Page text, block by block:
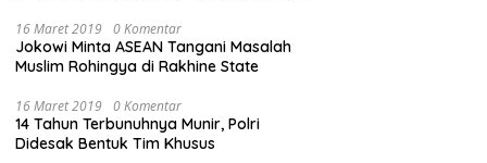
16 Maret 2019 0 Komentar
Jokowi Minta ASEAN Tangani Masalah
Muslim Rohingya di Rakhine State
16 Maret 2019 0 Komentar
14 Tahun Terbunuhnya Munir, Polri
Didesak Bentuk Tim Khusus